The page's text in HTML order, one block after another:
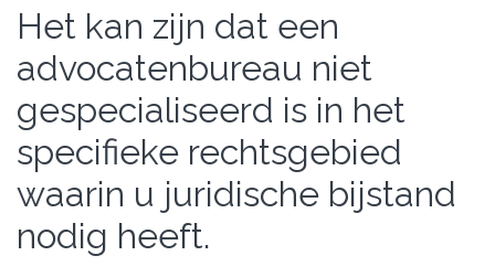
Het kan zijn dat een
advocatenbureau niet
gespecialiseerd is in het
specifieke rechtsgebied
waarin u juridische bijstand
nodig heeft.